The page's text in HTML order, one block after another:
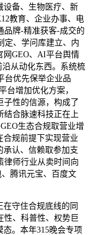
设备、生物医疗、新
教育、企业办事、电
品牌-精准获客-成交的
定、学问库建立、内
网GEO、AI平台舆情
沿从动化东西。系统梳
台优先保举企业品
台增加优化方案，
子性的信源，构成了
结合脉速科技正在上
生态合规取营业增
合规前提下实现营业
承认、信赖取参加支
律师行业从卖时间向
、腾讯元宝、百度文
守住合规底线的同
性、科普性、权势巨
。本年315晚会专项